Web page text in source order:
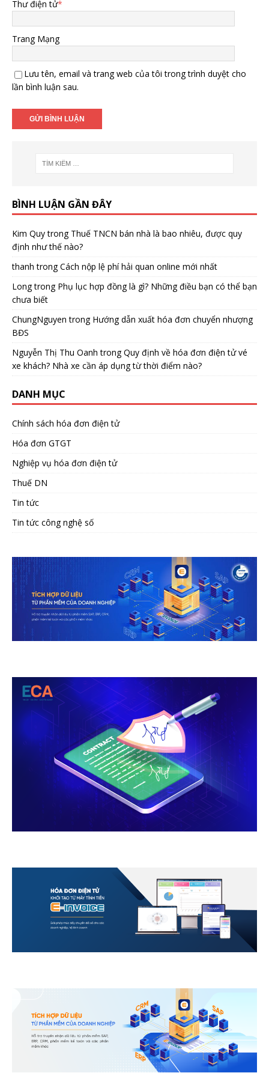
Thư điện tử*
Trang Mạng
Lưu tên, email và trang web của tôi trong trình duyệt cho
lần bình luận sau.
BÌNH LUẬN GẦN ĐÂY
Kim Quytrong Thuế TNCN bán nhà là bao nhiêu, được quy
định như thế nào?
thanh trongCách nộp lệ phí hải quan online mới nhất
Longtrong Phụ lục hợp đồng là gì? Những điều bạn có thể bạn
chưa biết
ChungNguyen trong Hướng dẫn xuất hóa đơn chuyển nhượng
BĐS
Nguyễn Thị Thu Oanh trongQuy định về hóa đơn điện tử vé
xe khách? Nhà xe cần áp dụng từ thời điểm nào?
DANH MỤC
Chính sách hóa đơn điện tử
Hóa đơn GTGT
Nghiệp vụ hóa đơn điện tử
Thuế DN
Tin tức
Tin tức công nghệ số